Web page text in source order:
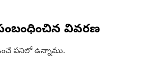
వివరణ
పనిలో ఉన్నాము.